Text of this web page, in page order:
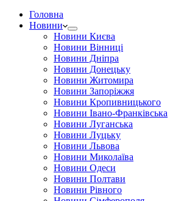
Головна
Новини
Новини Києва
Новини Вінниці
Новини Дніпра
Новини Донецьку
Новини Житомира
Новини Запоріжжя
Новини Кропивницького
Новини Івано-Франківська
Новини Луганська
Новини Луцьку
Новини Львова
Новини Миколаїва
Новини Одеси
Новини Полтави
Новини Рівного